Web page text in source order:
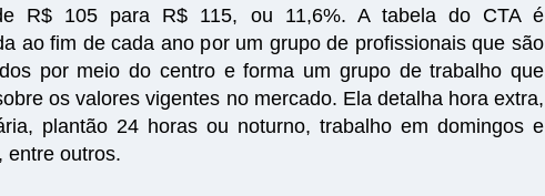
R$ 105 para R$ 115, ou 11,6%. A tabela do CTA é
ao fim de cada ano por um grupo de profissionais que são
por meio do centro e forma um grupo de trabalho que
os valores vigentes no mercado. Ela detalha hora extra,
plantão 24 horas ou noturno, trabalho em domingos e
entre outros.